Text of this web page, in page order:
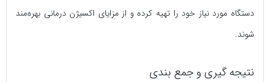
دستگاه مورد نیاز خود را تهیه کرده و از مزایای اکسیژن درمانی بهره‌مند
شوند.
نتیجه گیری و جمع بندی